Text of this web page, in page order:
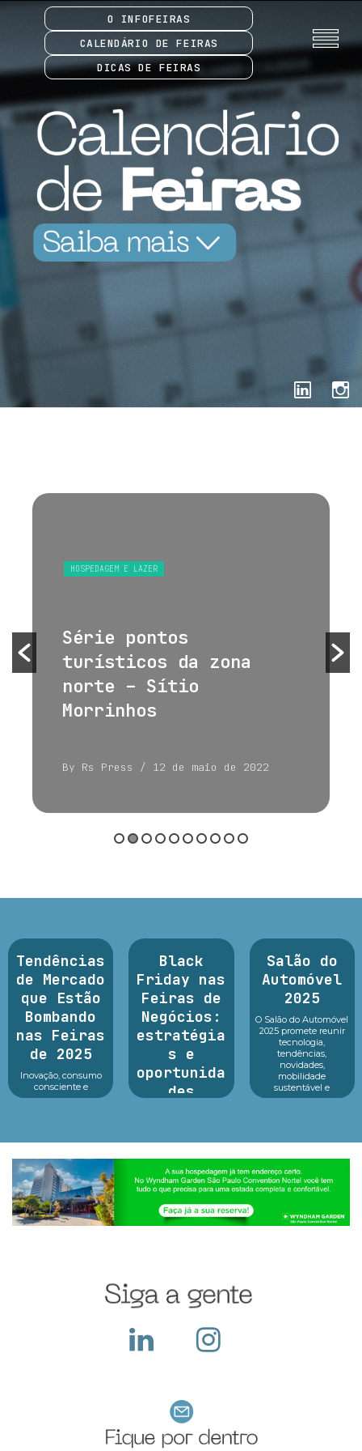
O INFOFEIRAS
CALENDÁRIO DE FEIRAS
DICAS DE FEIRAS
HOSPEDAGEM E LAZER
Série pontos
turísticos da zona
norte – Sítio
Morrinhos
By Rs Press / 12 de maio de 2022
Tendências
de Mercado
que Estão
Bombando
nas Feiras
de 2025
Inovação, consumo
consciente e
tecnologia no centro
estão revelando um
cheio de opor...
Black
Friday nas
Feiras de
Negócios:
estratégia
s e
oportunida
des
essencial para
potencializar vendas,
fortalecer parcerias e
atrair novos clientes
em um dos períodos...
Salão do
Automóvel
2025
O Salão do Automóvel
2025 promete reunir
tecnologia,
tendências,
novidades,
mobilidade
sustentável e
inovação em um só